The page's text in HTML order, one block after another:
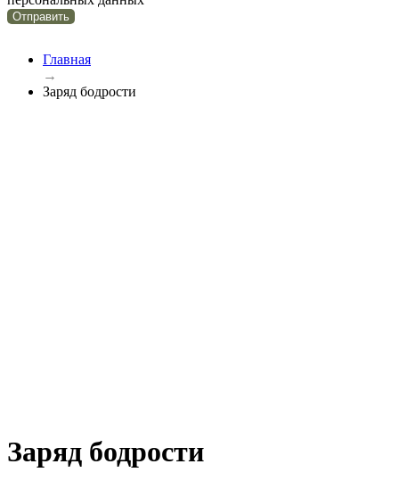
Отправить
Главная
→
Заряд бодрости
Заряд бодрости